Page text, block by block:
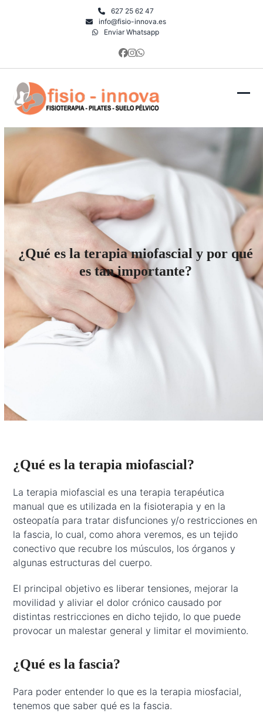
627 25 62 47
info@fisio-innova.es
Enviar Whatsapp
Facebook
Instagram
Whatsapp
¿Qué es la terapia miofascial y por qué
es tan importante?
¿Qué es la terapia miofascial?
La terapia miofascial es una terapia terapéutica
manual que es utilizada en la fisioterapia y en la
osteopatía para tratar disfunciones y/o restricciones en
la fascia, lo cual, como ahora veremos, es un tejido
conectivo que recubre los músculos, los órganos y
algunas estructuras del cuerpo.
El principal objetivo es liberar tensiones, mejorar la
movilidad y aliviar el dolor crónico causado por
distintas restricciones en dicho tejido, lo que puede
provocar un malestar general y limitar el movimiento.
¿Qué es la fascia?
Para poder entender lo que es la terapia miosfacial,
tenemos que saber qué es la fascia.